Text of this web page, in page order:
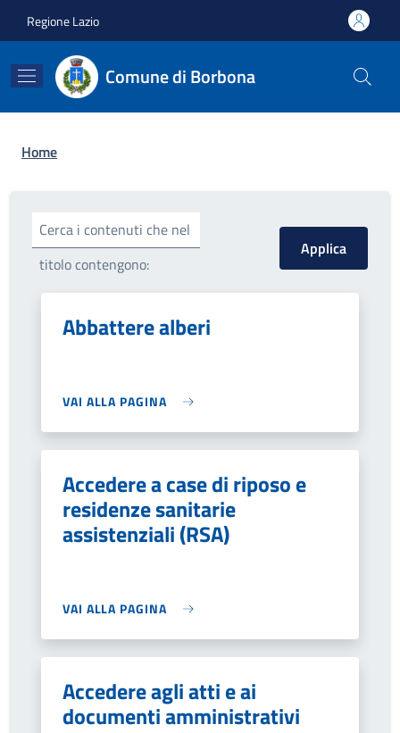
Regione Lazio
Comune di Borbona
Briciole di pane
Home
Cerca i contenuti che nel
titolo contengono:
Abbattere alberi
VAI ALLA PAGINA
Accedere a case di riposo e
residenze sanitarie
assistenziali (RSA)
VAI ALLA PAGINA
Accedere agli atti e ai
documenti amministrativi